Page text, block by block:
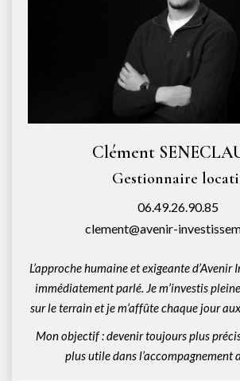
Clément
Gestionnaire
06.49.26.90.85
clement@avenir-
L’approche humaine et exigeante d’Avenir
immédiatement parlé. Je m’investis
sur le terrain et je m’affûte chaque jour
Mon objectif : devenir toujours plus
plus utile dans l’accompagnement